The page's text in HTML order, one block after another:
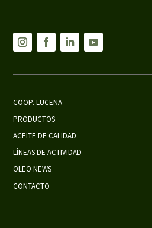
COOP. LUCENA
PRODUCTOS
ACEITE DE CALIDAD
LÍNEAS DE ACTIVIDAD
OLEO NEWS
CONTACTO